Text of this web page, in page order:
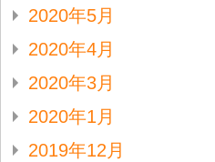
2020年5月
2020年4月
2020年3月
2020年1月
2019年12月